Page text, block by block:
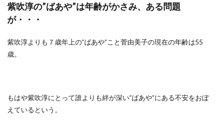
紫吹淳の”ばあや”は年齢がかさみ、ある問題
が・・・
紫吹淳よりも７歳年上の”ばあや”こと菅由美子の現在の年齢は55
歳。
もはや紫吹淳にとって誰よりも絆が深い”ばあや”にある不安をおぼ
えているという。